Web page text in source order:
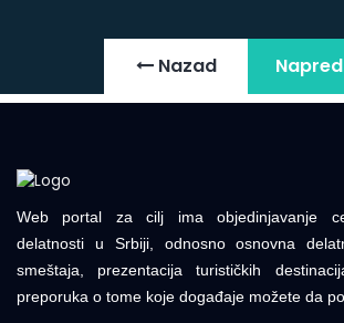
Nazad Napred
Web portal za cilj ima objedinjavanje
delatnosti u Srbiji, odnosno osnovna
smeštaja, prezentacija turističkih
preporuka o tome koje događaje možete da